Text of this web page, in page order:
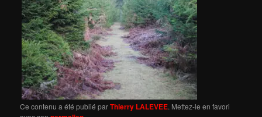
Ce contenu a été publié parThierry LALEVEE. Mettez-le en favori